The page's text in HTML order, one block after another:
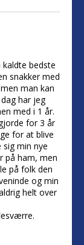
bedste
snakker med
man kan
har jeg
med i 1 år.
for 3 år
for at blive
min nye
på ham, men
på folk den
og min
helt over